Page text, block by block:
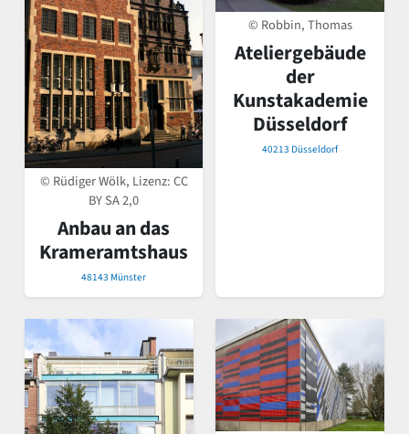
© Rüdiger Wölk, Lizenz:CC
BY SA 2,0
Anbau an das
Krameramtshaus
48143 Münster
© Robbin, Thomas
Ateliergebäude
der
Kunstakademie
Düsseldorf
40213 Düsseldorf